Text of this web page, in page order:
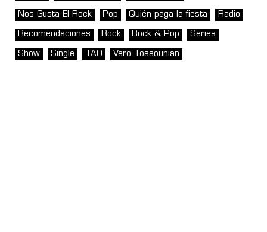
Nos Gusta El Rock Pop Quién paga la fiesta Radio
Recomendaciones Rock Rock & Pop Series
Show Single TAO Vero Tossounian